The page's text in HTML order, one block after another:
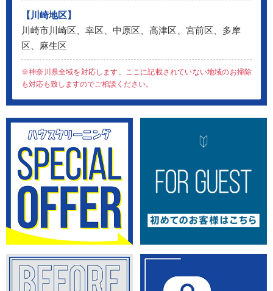
【川崎地区】
川崎市川崎区、幸区、中原区、高津区、宮前区、多摩
区、麻生区
※神奈川県全域を対応します。ここに記載されていない地域のお掃除
も対応も致しますのでご相談ください。